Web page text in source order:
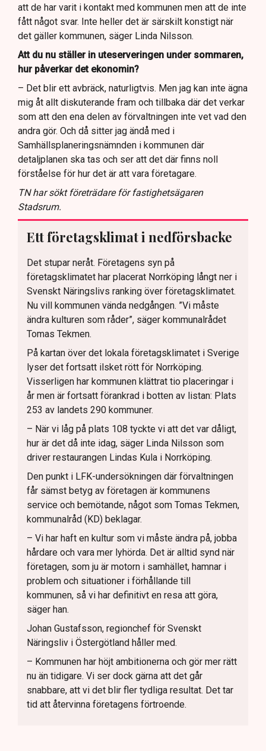
att de har varit i kontakt med kommunen men att de inte
fått något svar. Inte heller det är särskilt konstigt när
det gäller kommunen, säger Linda Nilsson.
Att du nu ställer in uteserveringen under sommaren,
hur påverkar det ekonomin?
– Det blir ett avbräck, naturligtvis. Men jag kan inte ägna
mig åt allt diskuterande fram och tillbaka där det verkar
som att den ena delen av förvaltningen inte vet vad den
andra gör. Och då sitter jag ändå med i
Samhällsplaneringsnämnden i kommunen där
detaljplanen ska tas och ser att det där finns noll
förståelse för hur det är att vara företagare.
TN har sökt företrädare för fastighetsägaren
Stadsrum.
Ett företagsklimat i nedförsbacke
Det stupar neråt. Företagens syn på
företagsklimatet har placerat Norrköping långt ner i
Svenskt Näringslivs ranking över företagsklimatet.
Nu vill kommunen vända nedgången. ”Vi måste
ändra kulturen som råder”, säger kommunalrådet
Tomas Tekmen.
På kartan över det lokala företagsklimatet i Sverige
lyser det fortsatt ilsket rött för Norrköping.
Visserligen har kommunen klättrat tio placeringar i
år men är fortsatt förankrad i botten av listan: Plats
253 av landets 290 kommuner.
– När vi låg på plats 108 tyckte vi att det var dåligt,
hur är det då inte idag, säger Linda Nilsson som
driver restaurangen Lindas Kula i Norrköping.
Den punkt i LFK-undersökningen där förvaltningen
får sämst betyg av företagen är kommunens
service och bemötande, något som Tomas Tekmen,
kommunalråd (KD) beklagar.
– Vi har haft en kultur som vi måste ändra på, jobba
hårdare och vara mer lyhörda. Det är alltid synd när
företagen, som ju är motorn i samhället, hamnar i
problem och situationer i förhållande till
kommunen, så vi har definitivt en resa att göra,
säger han.
Johan Gustafsson, regionchef för Svenskt
Näringsliv i Östergötland håller med.
– Kommunen har höjt ambitionerna och gör mer rätt
nu än tidigare. Vi ser dock gärna att det går
snabbare, att vi det blir fler tydliga resultat. Det tar
tid att återvinna företagens förtroende.